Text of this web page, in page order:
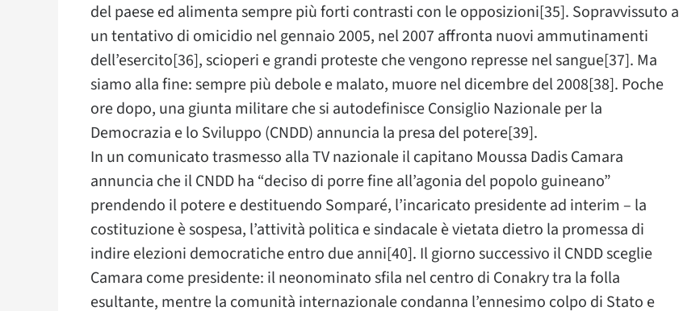
del paese ed alimenta sempre più forti contrasti con le opposizioni[35]. Sopravvissuto a
un tentativo di omicidio nel gennaio 2005, nel 2007 affronta nuovi ammutinamenti
dell’esercito[36], scioperi e grandi proteste che vengono represse nel sangue[37]. Ma
siamo alla fine: sempre più debole e malato, muore nel dicembre del 2008[38]. Poche
ore dopo, una giunta militare che si autodefinisce Consiglio Nazionale per la
Democrazia e lo Sviluppo (CNDD) annuncia la presa del potere[39].
In un comunicato trasmesso alla TV nazionale il capitano Moussa Dadis Camara
annuncia che il CNDD ha “deciso di porre fine all’agonia del popolo guineano”
prendendo il potere e destituendo Somparé, l’incaricato presidente ad interim – la
costituzione è sospesa, l’attività politica e sindacale è vietata dietro la promessa di
indire elezioni democratiche entro due anni[40]. Il giorno successivo il CNDD sceglie
Camara come presidente: il neonominato sfila nel centro di Conakry tra la folla
esultante, mentre la comunità internazionale condanna l’ennesimo colpo di Stato e